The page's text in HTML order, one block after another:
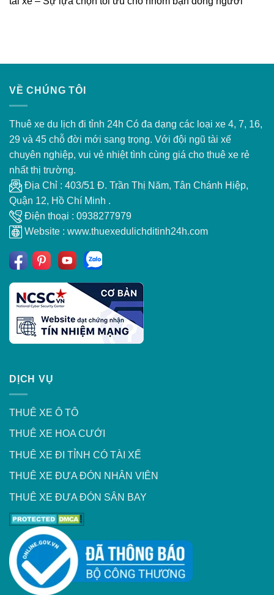
VỀ CHÚNG TÔI
Thuê xe du lịch đi tỉnh 24h Có đa dạng các loại xe 4, 7, 16,
29 và 45 chỗ đời mới sang trọng. Với đội ngũ tài xế
chuyên nghiệp, vui vẻ nhiệt tình cùng giá cho thuê xe rẻ
nhất thị trường.
Địa Chỉ : 403/51 Đ. Trần Thị Năm, Tân Chánh Hiệp,
Quận 12, Hồ Chí Minh .
Điện thoại : 0938277979
Website : www.thuexedulichditinh24h.com
DỊCH VỤ
THUÊ XE Ô TÔ
THUÊ XE HOA CƯỚI
THUÊ XE ĐI TỈNH CÓ TÀI XẾ
THUÊ XE ĐƯA ĐÓN NHÂN VIÊN
THUÊ XE ĐƯA ĐÓN SÂN BAY